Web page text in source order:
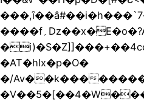
�� �,ȋ��â#��i�h���`ټ���7 P]푧
����f؍Dz��x�E�o�?A���U�Y �-
�AT�hlx�p�O�
�/Av��k���